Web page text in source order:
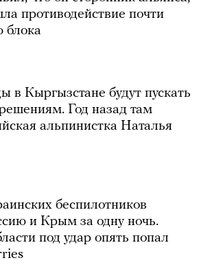
противодействие почти
блока
в Кыргызстане будут пускать
Год назад там
альпинистка Наталья
беспилотников
и Крым за одну ночь.
под удар опять попал